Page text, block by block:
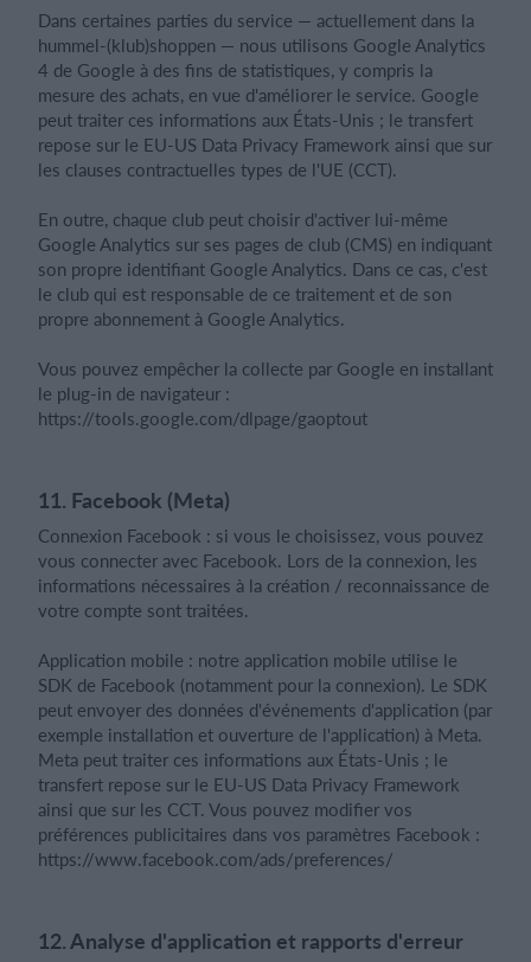
Dans certaines parties du service — actuellement dans la
hummel-(klub)shoppen — nous utilisons Google Analytics
4 de Google à des fins de statistiques, y compris la
mesure des achats, en vue d'améliorer le service. Google
peut traiter ces informations aux États-Unis ; le transfert
repose sur le EU-US Data Privacy Framework ainsi que sur
les clauses contractuelles types de l'UE (CCT).
En outre, chaque club peut choisir d'activer lui-même
Google Analytics sur ses pages de club (CMS) en indiquant
son propre identifiant Google Analytics. Dans ce cas, c'est
le club qui est responsable de ce traitement et de son
propre abonnement à Google Analytics.
Vous pouvez empêcher la collecte par Google en installant
le plug-in de navigateur :
https://tools.google.com/dlpage/gaoptout
11. Facebook (Meta)
Connexion Facebook : si vous le choisissez, vous pouvez
vous connecter avec Facebook. Lors de la connexion, les
informations nécessaires à la création / reconnaissance de
votre compte sont traitées.
Application mobile : notre application mobile utilise le
SDK de Facebook (notamment pour la connexion). Le SDK
peut envoyer des données d'événements d'application (par
exemple installation et ouverture de l'application) à Meta.
Meta peut traiter ces informations aux États-Unis ; le
transfert repose sur le EU-US Data Privacy Framework
ainsi que sur les CCT. Vous pouvez modifier vos
préférences publicitaires dans vos paramètres Facebook :
https://www.facebook.com/ads/preferences/
12. Analyse d'application et rapports d'erreur